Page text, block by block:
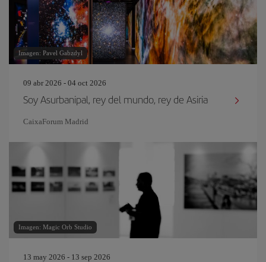
Imagen: Pavel Gabzdyl
09 abr 2026 - 04 oct 2026
Soy Asurbanipal, rey del mundo, rey de Asiria
CaixaForum Madrid
Imagen: Magic Orb Studio
13 may 2026 - 13 sep 2026